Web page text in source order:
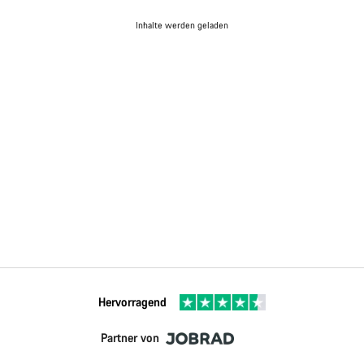
Inhalte werden geladen
Hervorragend
Partner von